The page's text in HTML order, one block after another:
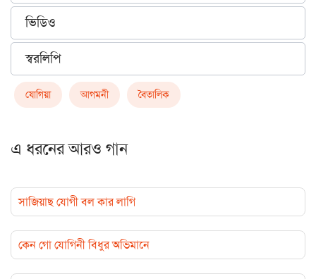
ভিডিও
স্বরলিপি
যোগিয়া আগমনী বৈতালিক
এ ধরনের আরও গান
সাজিয়াছ যোগী বল কার লাগি
কেন গো যোগিনী বিধুর অভিমানে